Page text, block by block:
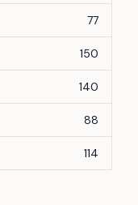
77
150
140
88
114